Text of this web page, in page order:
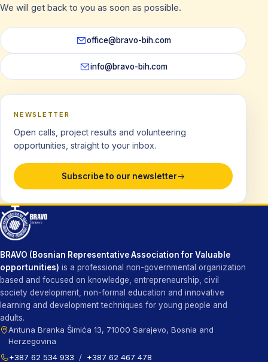
We will get back to you as soon as possible.
office@bravo-bih.com
info@bravo-bih.com
NEWSLETTER
Open calls, project results and volunteering
opportunities, straight to your inbox.
Subscribe to our newsletter
BRAVO (Bosnian Representative Association for Valuable
opportunities) is a professional non-governmental organization
based and focused on knowledge, entrepreneurship, civil
society development, non-formal education and innovative
learning and development techniques for young people and
adults.
Antuna Branka Šimića 13, 71000 Sarajevo, Bosnia and
Herzegovina
+387 62 534 933 / +387 62 467 478